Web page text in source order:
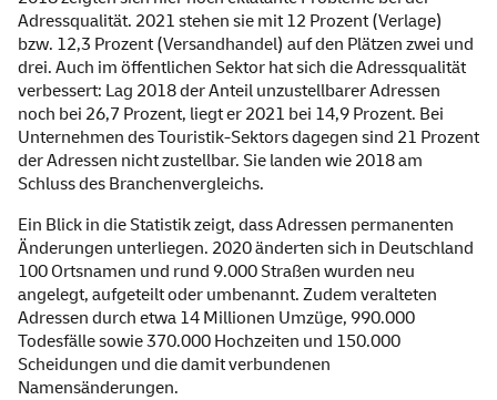
Adressqualität. 2021 stehen sie mit 12 Prozent (Verlage)
bzw. 12,3 Prozent (Versandhandel) auf den Plätzen zwei und
drei. Auch im öffentlichen Sektor hat sich die Adressqualität
verbessert: Lag 2018 der Anteil unzustellbarer Adressen
noch bei 26,7 Prozent, liegt er 2021 bei 14,9 Prozent. Bei
Unternehmen des Touristik-Sektors dagegen sind 21 Prozent
der Adressen nicht zustellbar. Sie landen wie 2018 am
Schluss des Branchenvergleichs.
Ein Blick in die Statistik zeigt, dass Adressen permanenten
Änderungen unterliegen. 2020 änderten sich in Deutschland
100 Ortsnamen und rund 9.000 Straßen wurden neu
angelegt, aufgeteilt oder umbenannt. Zudem veralteten
Adressen durch etwa 14 Millionen Umzüge, 990.000
Todesfälle sowie 370.000 Hochzeiten und 150.000
Scheidungen und die damit verbundenen
Namensänderungen.